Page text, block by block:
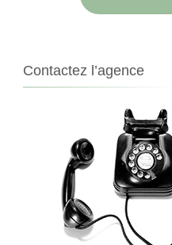
Contactez l’agence